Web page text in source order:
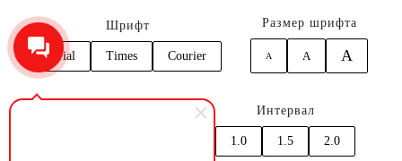
Шрифт
Arial Times Courier
Размер шрифта
A A A
Интервал
1.0 1.5 2.0
Форсова Елизавета